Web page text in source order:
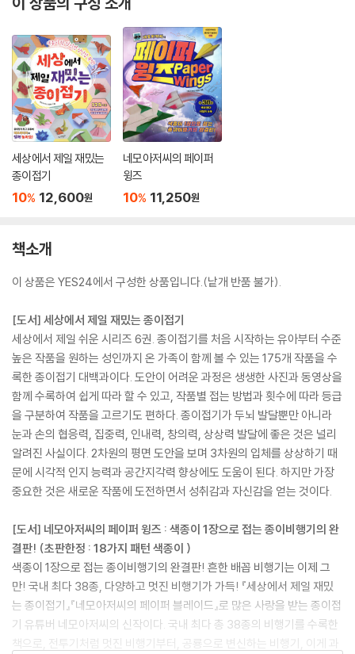
세상에서 제일 재밌는
종이접기
10% 12,600원
네모아저씨의 페이퍼
윙즈
10% 11,250원
책소개
이 상품은 YES24에서 구성한 상품입니다.(낱개 반품 불가).
[도서] 세상에서 제일 재밌는 종이접기
세상에서 제일 쉬운 시리즈 6권. 종이접기를 처음 시작하는 유아부터 수준
높은 작품을 원하는 성인까지 온 가족이 함께 볼 수 있는 175개 작품을 수
록한 종이접기 대백과이다. 도안이 어려운 과정은 생생한 사진과 동영상을
함께 수록하여 쉽게 따라 할 수 있고, 작품별 접는 방법과 횟수에 따라 등급
을 구분하여 작품을 고르기도 편하다. 종이접기가 두뇌 발달뿐만 아니라
눈과 손의 협응력, 집중력, 인내력, 창의력, 상상력 발달에 좋은 것은 널리
알려진 사실이다. 2차원의 평면 도안을 보며 3차원의 입체를 상상하기 때
문에 시각적 인지 능력과 공간지각력 향상에도 도움이 된다. 하지만 가장
중요한 것은 새로운 작품에 도전하면서 성취감과 자신감을 얻는 것이다.
[도서] 네모아저씨의 페이퍼 윙즈 : 색종이 1장으로 접는 종이비행기의 완
결판! (초판한정 : 18가지 패턴 색종이 )
색종이 1장으로 접는 종이비행기의 완결판! 흔한 배꼽 비행기는 이제 그
만! 국내 최다 38종, 다양하고 멋진 비행기가 가득! 『세상에서 제일 재밌
는 종이접기』『네모아저씨의 페이퍼 블레이드』로 많은 사랑을 받는 종이접
기 유튜버 네모아저씨의 신작이다. 국내 최다 총 38종의 비행기를 수록한
책으로, 전투기처럼 멋진 비행기부터, 공룡으로 변신하는 비행기, 이게 과